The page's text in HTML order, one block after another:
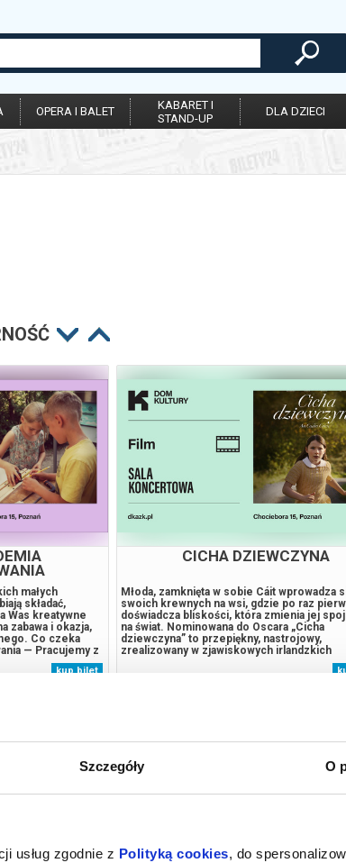
Szczegóły O
usług zgodnie z Polityką cookies, do
OPERA I BALET
KABARET I
STAND-UP
DLA DZIECI
małych
składać,
Was kreatywne
zabawa i okazja,
Co czeka
— Pracujemy z
piły, wkrętarki)
dzieci,kup bilet
CICHA DZIEWCZYNA
Młoda, zamknięta w sobie Cáit wprowadza
swoich krewnych na wsi, gdzie po raz
doświadcza bliskości, która zmienia jej
na świat. Nominowana do Oscara „Cicha
dziewczyna” to przepiękny, nastrojowy,
zrealizowany w zjawiskowych irlandzkich
plenerach debiut Colma Bairéada, który
że czasami najmniejsze historie poruszają